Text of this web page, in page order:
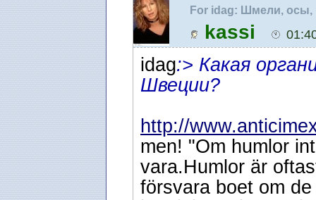
For idag: Шмели, осы,
kassi
idag:> Какая
Швеции?
http://
men! "Om humlor
vara.Humlor är
försvara boet om